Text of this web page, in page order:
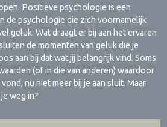
Positieve psychologie is een
de psychologie die zich voornamelijk
geluk. Wat draagt er bij aan het ervaren
de momenten van geluk die je
aan bij dat wat jij belangrijk vind. Soms
(of in die van anderen) waardoor
nu niet meer bij je aan sluit. Maar
weg in?